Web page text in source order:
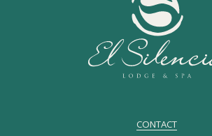
CONTACT